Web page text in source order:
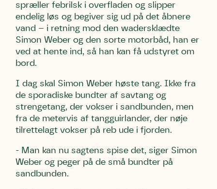
spræller febrilsk i overfladen og slipper
endelig løs og begiver sig ud på det åbnere
vand – i retning mod den wadersklædte
Simon Weber og den sorte motorbåd, han er
ved at hente ind, så han kan få udstyret om
bord.
I dag skal Simon Weber høste tang. Ikke fra
de sporadiske bundter af savtang og
strengetang, der vokser i sandbunden, men
fra de metervis af tangguirlander, der nøje
tilrettelagt vokser på reb ude i fjorden.
- Man kan nu sagtens spise det, siger Simon
Weber og peger på de små bundter på
sandbunden.